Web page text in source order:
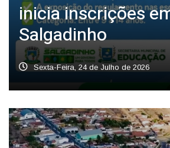
inicia inscrições
Salgadinho
Sexta-Feira, 24 de Julho de 2026